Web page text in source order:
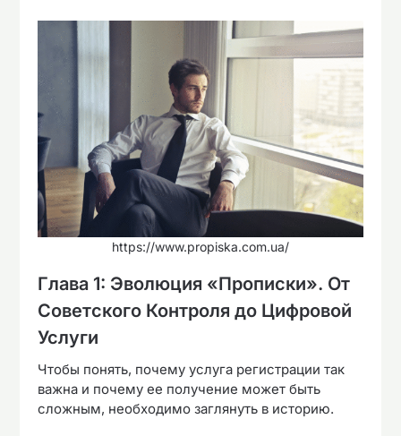
https://www.propiska.com.ua/
Глава 1: Эволюция «Прописки». От
Советского Контроля до Цифровой
Услуги
Чтобы понять, почему услуга регистрации так
важна и почему ее получение может быть
сложным, необходимо заглянуть в историю.